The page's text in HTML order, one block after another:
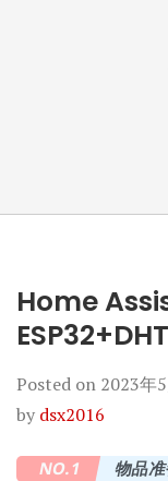
Home
Posted on 2023年
by dsx2016
NO.1 物品